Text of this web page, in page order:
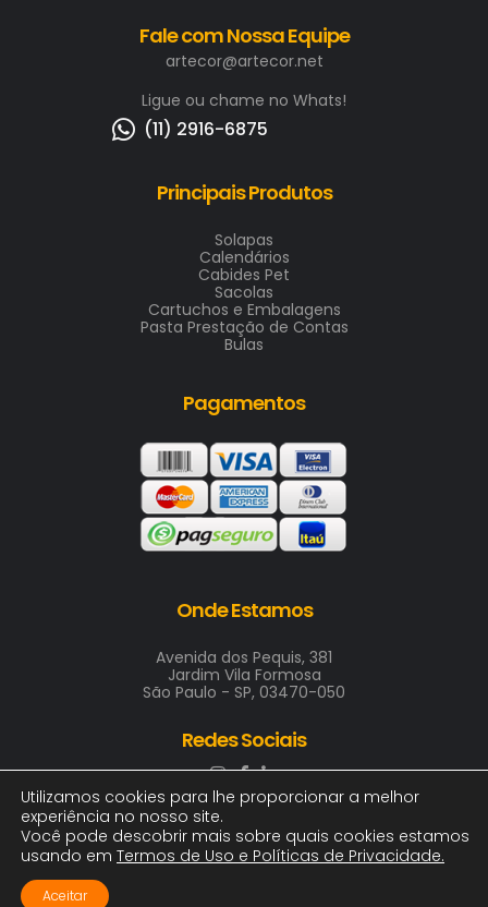
Fale com Nossa Equipe
artecor@artecor.net
Ligue ou chame no Whats!
(11) 2916-6875
Principais Produtos
Solapas
Calendários
Cabides Pet
Sacolas
Cartuchos e Embalagens
Pasta Prestação de Contas
Bulas
Pagamentos
Onde Estamos
Avenida dos Pequis, 381
Jardim Vila Formosa
São Paulo - SP, 03470-050
Redes Sociais
2025 © ARTE & COR INDUSTRIA GRAFICA LTDA
00.411.688/0001-00 | Todos os direitos, logotipos e
Utilizamos cookies para lhe proporcionar a melhor
experiência no nosso site.
Você pode descobrir mais sobre quais cookies estamos
usando em Termos de Uso e Políticas de Privacidade.
Aceitar